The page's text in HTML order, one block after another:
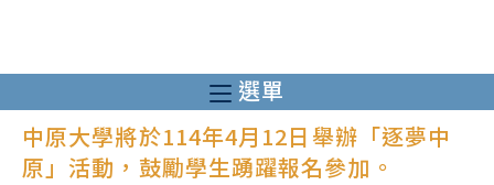
至
主
內
選單
中原大學將於114年4月12日舉辦「逐夢中
原」活動，鼓勵學生踴躍報名參加。